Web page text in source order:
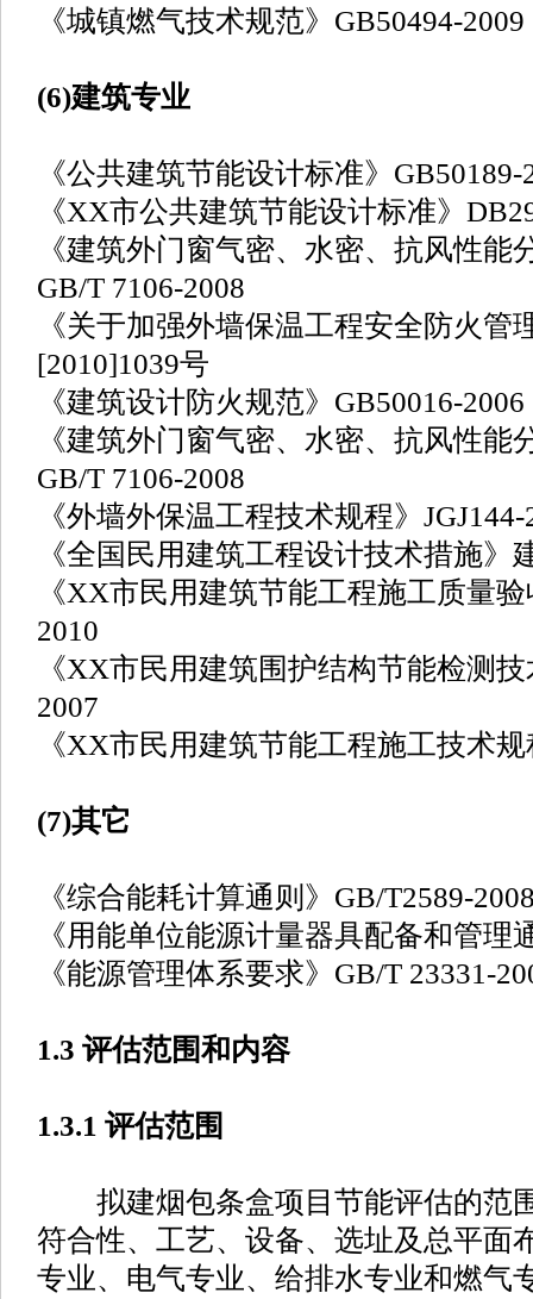
《城镇燃气技术规范》GB50494-2009
(6)建筑专业
《公共建筑节能设计标准》GB50189-
《XX市公共建筑节能设计标准》
《建筑外门窗气密、水密、抗风性能
GB/T 7106-2008
《关于加强外墙保温工程安全防火管
[2010]1039号
《建筑设计防火规范》GB50016-2006
《建筑外门窗气密、水密、抗风性能
GB/T 7106-2008
《外墙外保温工程技术规程》JGJ144-
《全国民用建筑工程设计技术措施》
《XX市民用建筑节能工程施工质量
2010
《XX市民用建筑围护结构节能检测
2007
《XX市民用建筑节能工程施工技术
(7)其它
《综合能耗计算通则》GB/T2589-
《用能单位能源计量器具配备和管理
《能源管理体系要求》GB/T 23331-
1.3 评估范围和内容
1.3.1 评估范围
拟建烟包条盒项目节能评估的范
符合性、工艺、设备、选址及总平面
专业、电气专业、给排水专业和燃气